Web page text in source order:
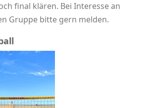
final klären. Bei Interesse an
Gruppe bitte gern melden.